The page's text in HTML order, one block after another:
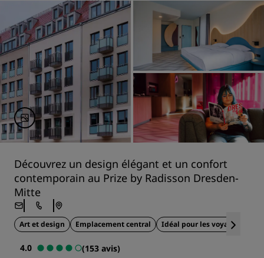
Découvrez un design élégant et un confort
contemporain au Prize by Radisson Dresden-
Mitte
Art et design Emplacement central Idéal pour les voyageurs
4.0
(153 avis)